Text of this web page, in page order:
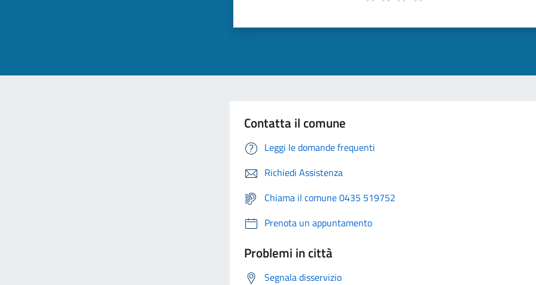
Contatta il comune
Leggi le domande frequenti
Richiedi Assistenza
Chiama il comune 0435 519752
Prenota un appuntamento
Problemi in città
Segnala disservizio